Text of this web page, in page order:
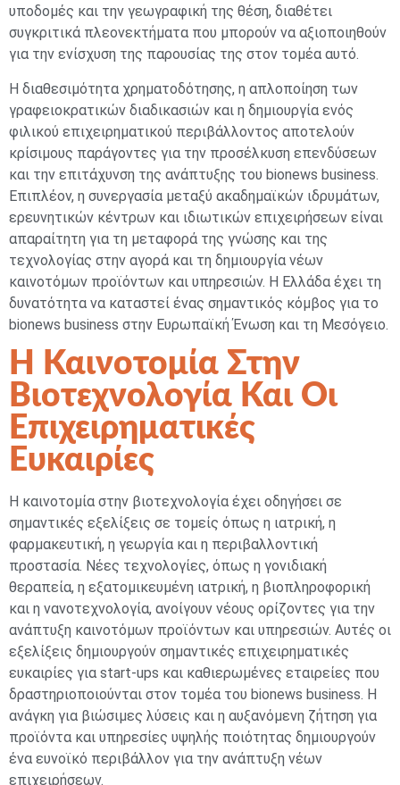
υποδομές και την γεωγραφική της θέση, διαθέτει
συγκριτικά πλεονεκτήματα που μπορούν να αξιοποιηθούν
για την ενίσχυση της παρουσίας της στον τομέα αυτό.
Η διαθεσιμότητα χρηματοδότησης, η απλοποίηση των
γραφειοκρατικών διαδικασιών και η δημιουργία ενός
φιλικού επιχειρηματικού περιβάλλοντος αποτελούν
κρίσιμους παράγοντες για την προσέλκυση επενδύσεων
και την επιτάχυνση της ανάπτυξης του bionews business.
Επιπλέον, η συνεργασία μεταξύ ακαδημαϊκών ιδρυμάτων,
ερευνητικών κέντρων και ιδιωτικών επιχειρήσεων είναι
απαραίτητη για τη μεταφορά της γνώσης και της
τεχνολογίας στην αγορά και τη δημιουργία νέων
καινοτόμων προϊόντων και υπηρεσιών. Η Ελλάδα έχει τη
δυνατότητα να καταστεί ένας σημαντικός κόμβος για το
bionews business στην Ευρωπαϊκή Ένωση και τη Μεσόγειο.
Η Καινοτομία Στην
Βιοτεχνολογία Και Οι
Επιχειρηματικές
Ευκαιρίες
Η καινοτομία στην βιοτεχνολογία έχει οδηγήσει σε
σημαντικές εξελίξεις σε τομείς όπως η ιατρική, η
φαρμακευτική, η γεωργία και η περιβαλλοντική
προστασία. Νέες τεχνολογίες, όπως η γονιδιακή
θεραπεία, η εξατομικευμένη ιατρική, η βιοπληροφορική
και η νανοτεχνολογία, ανοίγουν νέους ορίζοντες για την
ανάπτυξη καινοτόμων προϊόντων και υπηρεσιών. Αυτές οι
εξελίξεις δημιουργούν σημαντικές επιχειρηματικές
ευκαιρίες για start-ups και καθιερωμένες εταιρείες που
δραστηριοποιούνται στον τομέα του bionews business. Η
ανάγκη για βιώσιμες λύσεις και η αυξανόμενη ζήτηση για
προϊόντα και υπηρεσίες υψηλής ποιότητας δημιουργούν
ένα ευνοϊκό περιβάλλον για την ανάπτυξη νέων
επιχειρήσεων.